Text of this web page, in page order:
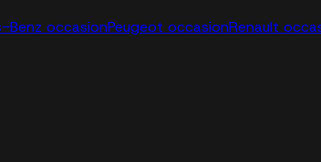
Benz occasionPeugeot occasionRenault